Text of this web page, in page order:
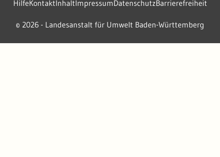
2026 - Landesanstalt für Umwelt Baden-Württemberg
HilfeKontaktInhaltImpressumDatenschutzBarrierefreiheit